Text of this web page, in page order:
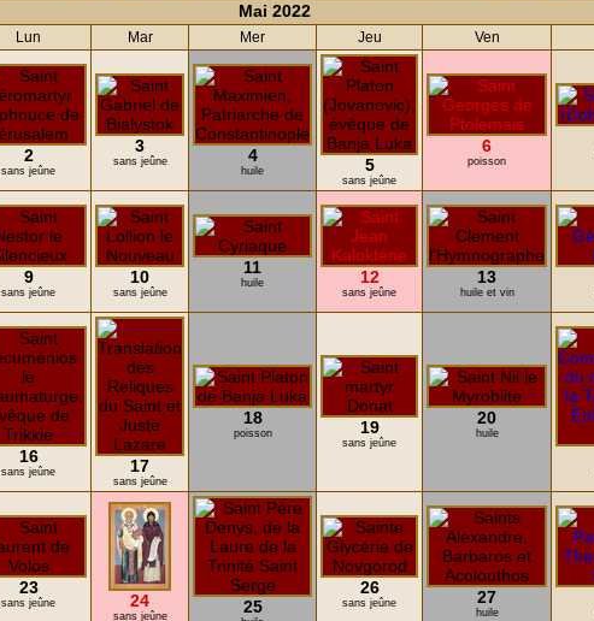
Mai 2022
Lun Mar Mer Jeu Ven
2
sans jeûne
3
sans jeûne 4
huile 5
sans jeûne
6
poisson
9
sans jeûne
10
sans jeûne
11
huile 12
sans jeûne
13
huile et vin
16
sans jeûne 17
sans jeûne
18
poisson 19
sans jeûne
20
huile
23
sans jeûne 24
sans jeûne 25
26
sans jeûne 27
huile